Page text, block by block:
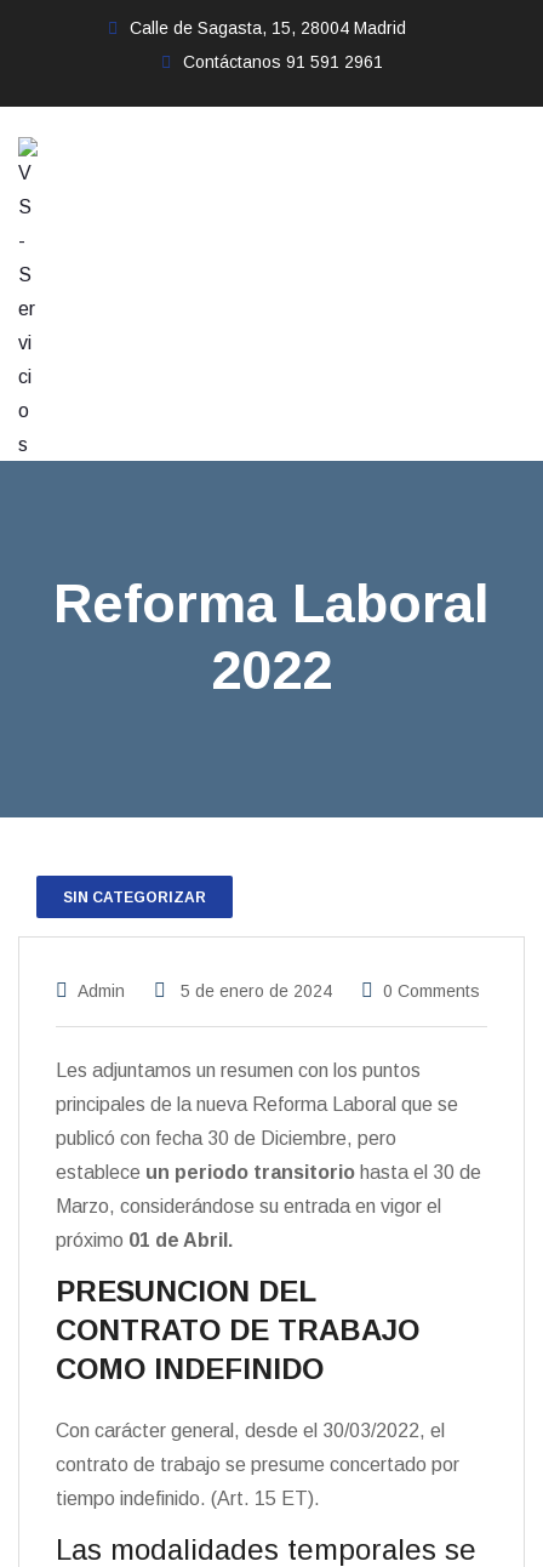
Calle de Sagasta, 15, 28004 Madrid
Contáctanos 91 591 2961
Reforma Laboral
2022
SIN CATEGORIZAR
Admin 5 de enero de 2024 0 Comments
Les adjuntamos un resumen con los puntos
principales de la nueva Reforma Laboral que se
publicó con fecha 30 de Diciembre, pero
establece un periodo transitorio hasta el 30 de
Marzo, considerándose su entrada en vigor el
próximo 01 de Abril.
PRESUNCION DEL
CONTRATO DE TRABAJO
COMO INDEFINIDO
Con carácter general, desde el 30/03/2022, el
contrato de trabajo se presume concertado por
tiempo indefinido. (Art. 15 ET).
Las modalidades temporales se